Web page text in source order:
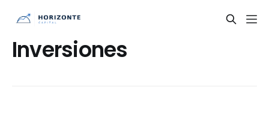
Inversiones